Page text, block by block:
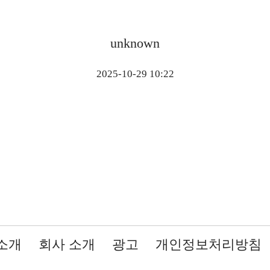
unknown
2025-10-29 10:22
개 회사 소개 광고 개인정보처리방침